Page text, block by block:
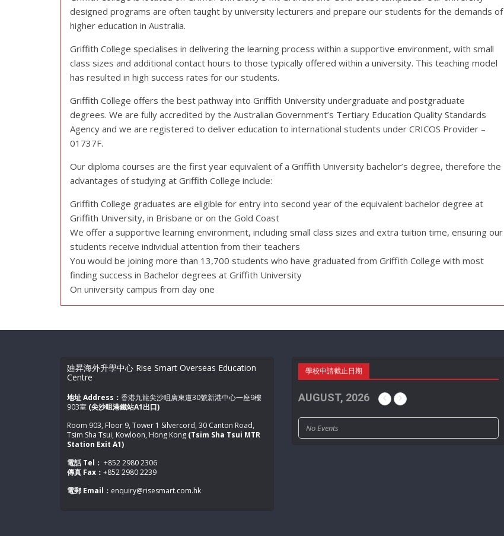
designed programs are often taught by university lecturers and prepare our students for the demands of
higher education in Australia.
Griffith College specialises in delivering the learning process within a supportive environment, with small
class sizes and additional contact hours to those typically offered within a university. This teaching model
has resulted in high success rates for our students.
Griffith College offers the best pathway into Griffith University undergraduate and postgraduate
degrees. We are fully accredited by the Australian Government’s Tertiary Education Quality Standards
Agency and we are registered to deliver education to international students under CRICOS Provider –
01737F.
Our diploma courses are the first year equivalent of a Griffith University bachelor’s degree, therefore the
advantages of studying at Griffith College include:
Griffith College graduates are eligible for entry into second year of the equivalent bachelor degree at
Griffith University, in Brisbane or on the Gold Coast
We offer a supportive learning environment, including small class sizes and extra tuition time, ensuring our
students receive individual attention from their teachers
You would be joining more than 13,700 students who have graduated from Griffith College with most
finding success in Bachelor degrees at Griffith University
On university campus from day one
廸昇海外升學中心 Rise Smart Overseas Education
Centre
地址 Address： 香港九龍尖沙咀廣東道30號新港中心一座9樓
903室 (尖沙咀港鐵站A1出口)
Room 903, Floor 9, Tower 1 Silvercord, 30 Canton Road,
Tsim Sha Tsui, Kowloon, Hong Kong (Tsim Sha Tsui MTR
Station Exit A1)
電話 Tel： +852 2980 2306
傳真 Fax： +852 2980 2239
電郵 Email： enquiry@risesmart.com.hk
學校申請截止日期
AUGUST, 2026
No Events